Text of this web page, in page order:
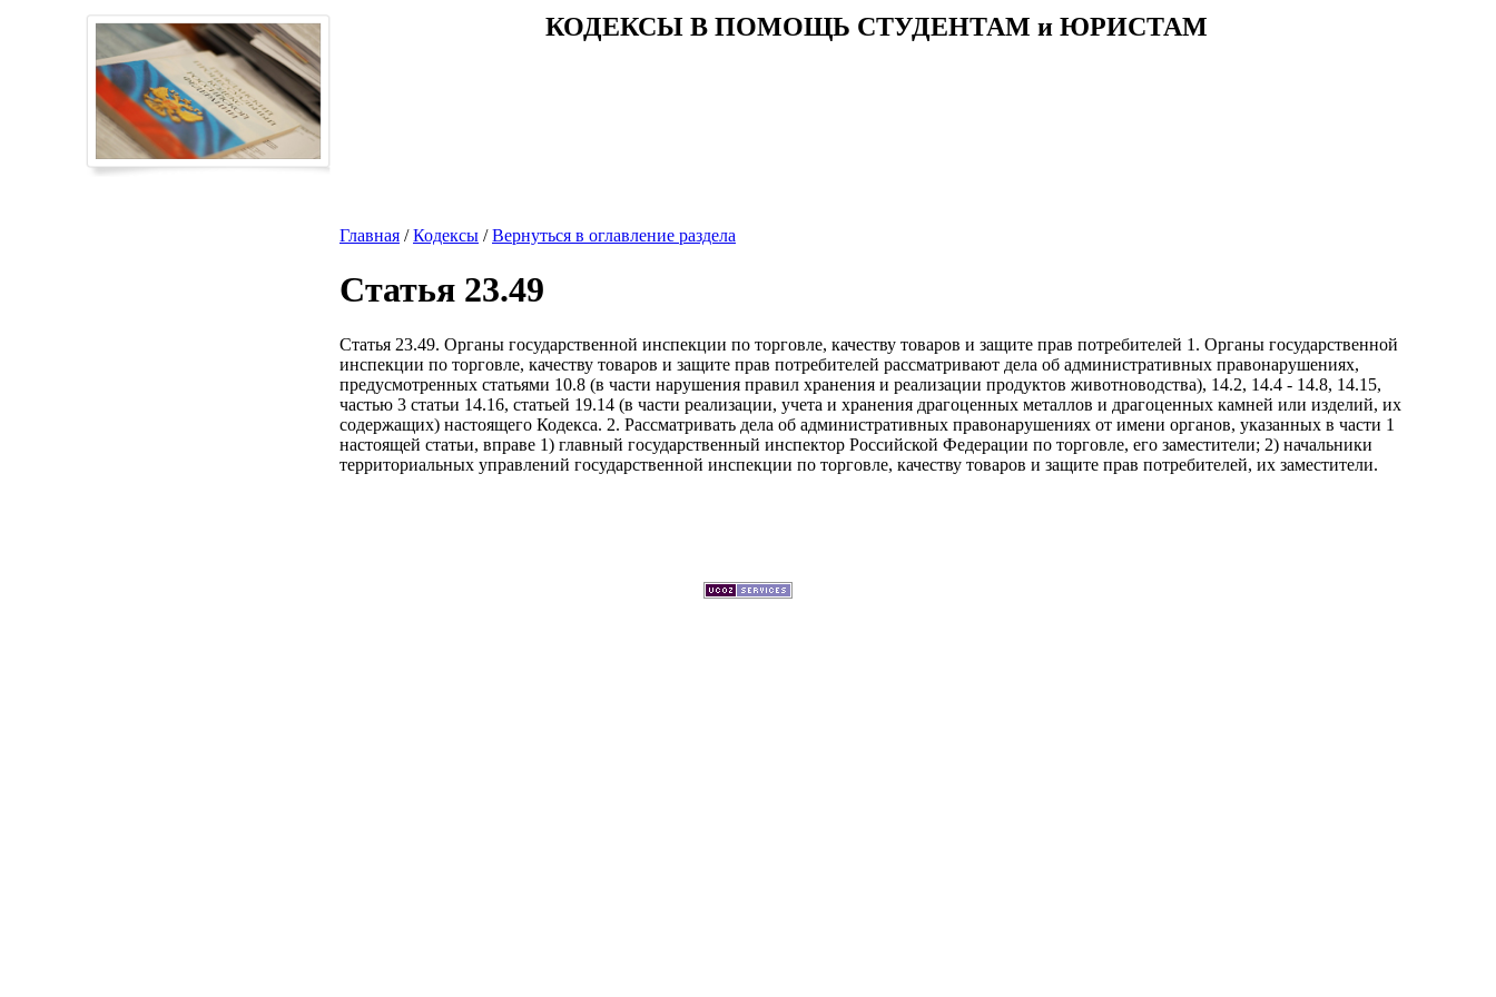
КОДЕКСЫ В ПОМОЩЬ СТУДЕНТАМ и ЮРИСТАМ
Главная /Кодексы /Вернуться в оглавление раздела
Статья 23.49
Статья 23.49. Органы государственной инспекции по торговле, качеству товаров и защите прав потребителей 1. Органы государственной
инспекции по торговле, качеству товаров и защите прав потребителей рассматривают дела об административных правонарушениях,
предусмотренных статьями 10.8 (в части нарушения правил хранения и реализации продуктов животноводства), 14.2, 14.4 - 14.8, 14.15,
частью 3 статьи 14.16, статьей 19.14 (в части реализации, учета и хранения драгоценных металлов и драгоценных камней или изделий, их
содержащих) настоящего Кодекса. 2. Рассматривать дела об административных правонарушениях от имени органов, указанных в части 1
настоящей статьи, вправе 1) главный государственный инспектор Российской Федерации по торговле, его заместители; 2) начальники
территориальных управлений государственной инспекции по торговле, качеству товаров и защите прав потребителей, их заместители.